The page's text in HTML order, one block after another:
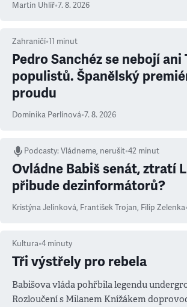
Martin Uhlíř•7. 8. 2026
Zahraničí•11 minut
Pedro Sanchéz se nebojí ani
populistů. Španělský
proudu
Dominika Perlínová•7. 8. 2026
Podcasty:Vládneme, nerušit•42 minut
Ovládne Babiš senát, ztratí
přibude dezinformátorů?
Kristýna Jelínková, František Trojan, Filip Zelenka•
Kultura•4 minuty
Tři výstřely pro rebela
Babišova vláda pohřbila legendu
Rozloučení s Milanem Knížákem